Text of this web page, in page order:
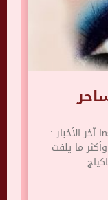
Instagram Twitter Snapchat Youtube آخر الأخبار :
ما يلفت